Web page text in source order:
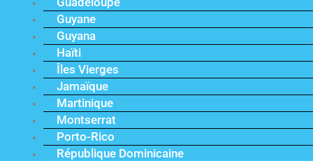
Guyane
Guyana
Haïti
Îles Vierges
Jamaïque
Martinique
Montserrat
Porto-Rico
République Dominicaine